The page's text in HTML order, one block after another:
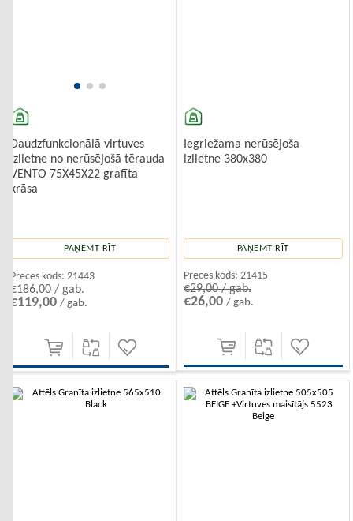
Daudzfunkcionālā virtuves
izlietne no nerūsējošā tērauda
VENTO 75X45X22 grafīta
krāsa
PAŅEMT RĪT
Preces kods: 21443
€186,00 / gab.
€119,00/ gab.
Iegriežama nerūsējoša
izlietne 380x380
PAŅEMT RĪT
Preces kods: 21415
€29,00 / gab.
€26,00 / gab.